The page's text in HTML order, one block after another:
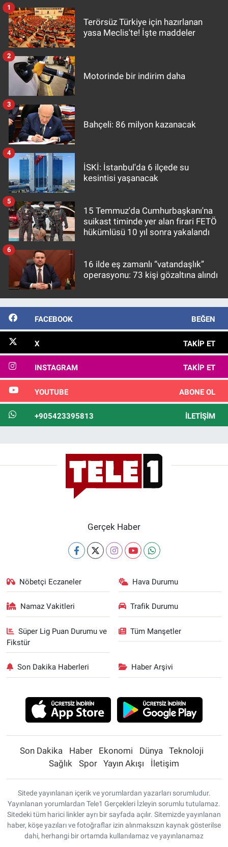
Terörsüz Türkiye için hazırlanan
yasa Meclis'te! İşte maddeler
1
Motorinde bir indirim daha
2
Bahçeli: 86 milyon kazanacak
3
İSKİ: İstanbul'da 6 ilçede su
kesintisi yaşanacak
4
15 Temmuz'da Cumhurbaşkanı'na
suikast timinde yer alan firari FETÖ
hükümlüsü 10 yıl sonra yakalandı
5
16 ilde eş zamanlı “vatandaşlık”
operasyonu: 73 kişi gözaltına alındı
6
FACEBOOK BEĞEN
X TAKIP ET
INSTAGRAM TAKIP ET
YOUTUBE ABONE OL
+905423395813 İLETIŞIM
Gerçek Haber
Nöbetçi Eczaneler Hava Durumu
Namaz Vakitleri Trafik Durumu
Süper Lig Puan Durumu ve
Fikstür
Tüm Manşetler
Son Dakika Haberleri Haber Arşivi
Son Dakika Haber Ekonomi Dünya
Teknoloji
Sağlık
Spor Yayın Akışı İletişim
Sitede yayınlanan içerik ve yorumlardan yazarları sorumludur.
Yayınlanan yorumlardan Tele1 Gerçekleri İzleyin sorumlu tutulamaz.
Sitedeki tüm harici linkler ayrı bir sayfada açılır. Sitemizde yayınlanan
haber, köşe yazıları ve fotoğraflar izin alınmaksızın kaynak gösterilse
dahi, herhangi bir ortamda kullanılamaz ve yayınlanamaz